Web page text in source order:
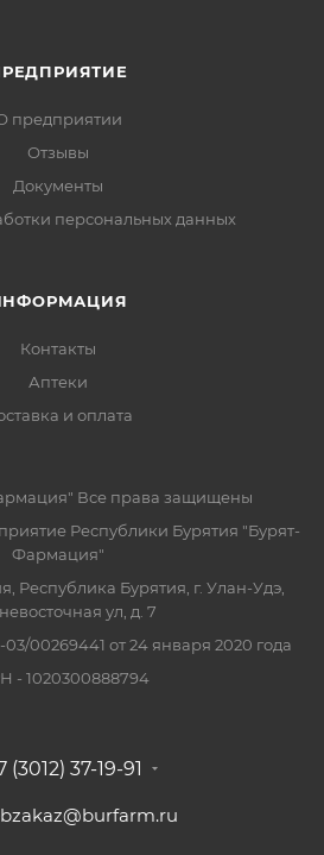
предприятии
Отзывы
Документы
персональных данных
Контакты
Аптеки
и оплата
Все права защищены
Республики Бурятия "Бурят-
Фармация"
Республика Бурятия, г. Улан-Удэ,
ул, д. 7
00269441 от 24 января 2020 года
- 1020300888794
(3012) 37-19-91